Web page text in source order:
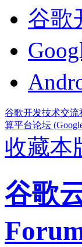
谷歌
谷歌开发技术交流
算平台论坛
收藏本
谷歌